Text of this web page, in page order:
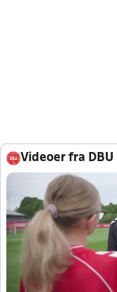
Videoer fra DBU